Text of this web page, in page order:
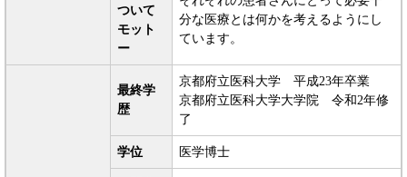
ついて
モット
ー
分な医療とは何かを考えるようにし
ています。
最終学
歴
京都府立医科大学 平成23年卒業
京都府立医科大学大学院 令和2年修
了
学位 医学博士